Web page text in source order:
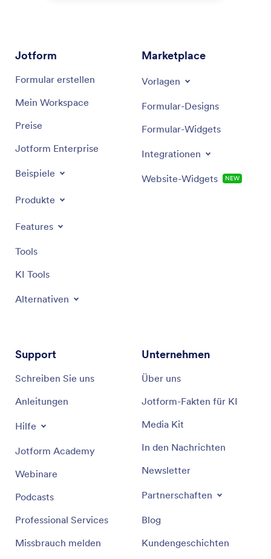
Jotform
Formular erstellen
Mein Workspace
Preise
Jotform Enterprise
Beispiele
Produkte
Features
Tools
KI Tools
Alternativen
Marketplace
Vorlagen
Formular-Designs
Formular-Widgets
Integrationen
Website-Widgets NEW
Support
Schreiben Sie uns
Anleitungen
Hilfe
Jotform Academy
Webinare
Podcasts
Professional Services
Missbrauch melden
Unternehmen
Über uns
Jotform-Fakten für KI
Media Kit
In den Nachrichten
Newsletter
Partnerschaften
Blog
Kundengeschichten